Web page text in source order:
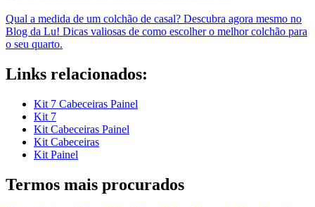
Qual a medida de um colchão de casal? Descubra agora mesmo no
Blog da Lu! Dicas valiosas de como escolher o melhor colchão para
o seu quarto.
Links relacionados:
Kit 7 Cabeceiras Painel
Kit 7
Kit Cabeceiras Painel
Kit Cabeceiras
Kit Painel
Termos mais procurados